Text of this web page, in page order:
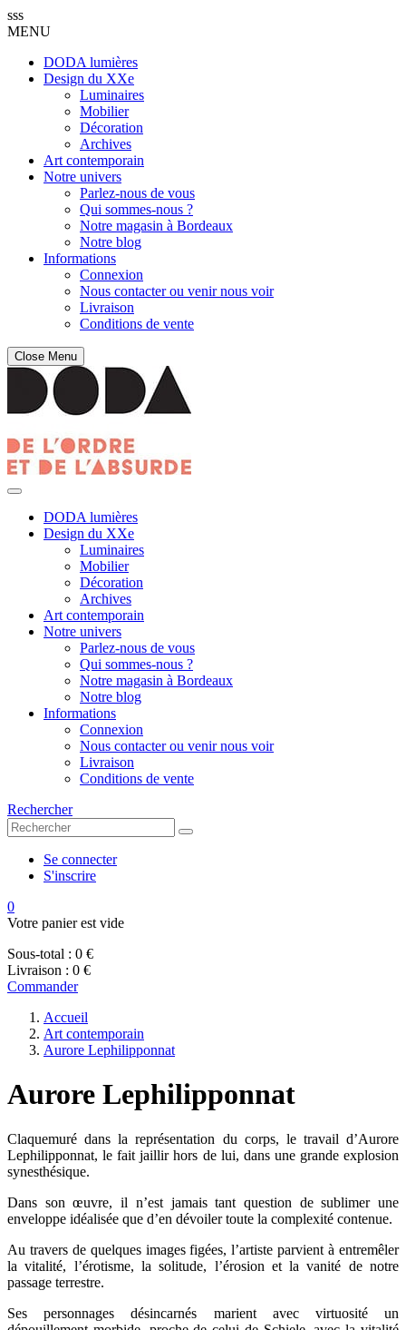
sss
MENU
DODA lumières
Design du XXe
Luminaires
Mobilier
Décoration
Archives
Art contemporain
Notre univers
Parlez-nous de vous
Qui sommes-nous ?
Notre magasin à Bordeaux
Notre blog
Informations
Connexion
Nous contacter ou venir nous voir
Livraison
Conditions de vente
Close Menu
DODA lumières
Design du XXe
Luminaires
Mobilier
Décoration
Archives
Art contemporain
Notre univers
Parlez-nous de vous
Qui sommes-nous ?
Notre magasin à Bordeaux
Notre blog
Informations
Connexion
Nous contacter ou venir nous voir
Livraison
Conditions de vente
Rechercher
Se connecter
S'inscrire
0
Votre panier est vide
Sous-total : 0 €
Livraison : 0 €
Commander
Accueil
Art contemporain
Aurore Lephilipponnat
Aurore Lephilipponnat
Claquemuré dans la représentation du corps, le travail d’Aurore
Lephilipponnat, le fait jaillir hors de lui, dans une grande explosion
synesthésique.
Dans son œuvre, il n’est jamais tant question de sublimer une
enveloppe idéalisée que d’en dévoiler toute la complexité contenue.
Au travers de quelques images figées, l’artiste parvient à entremêler
la vitalité, l’érotisme, la solitude, l’érosion et la vanité de notre
passage terrestre.
Ses personnages désincarnés marient avec virtuosité un